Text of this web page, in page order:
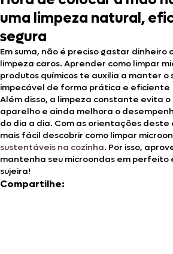
uma limpeza natural,
segura
Em suma, não é preciso gastar dinheiro
limpeza caros. Aprender como limpar
produtos químicos te auxilia a manter o
impecável de forma prática e eficiente
Além disso, a limpeza constante evita
aparelho e ainda melhora o
do dia a dia. Com as orientações deste
mais fácil descobrir como limpar
sustentáveis na cozinha. Por isso,
mantenha seu microondas em perfeito
sujeira!
Compartilhe: